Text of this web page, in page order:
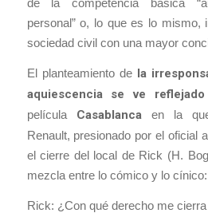
de la competencia básica
personal” o, lo que es lo mismo,
sociedad civil con una mayor
El planteamiento de la
aquiescencia se ve
película Casablanca en la
Renault, presionado por el oficial
el cierre del local de Rick (H.
mezcla entre lo cómico y lo cínico:
Rick: ¿Con qué derecho me